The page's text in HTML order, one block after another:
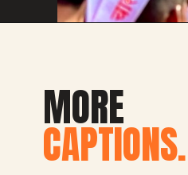
MORE
CAPTIONS.